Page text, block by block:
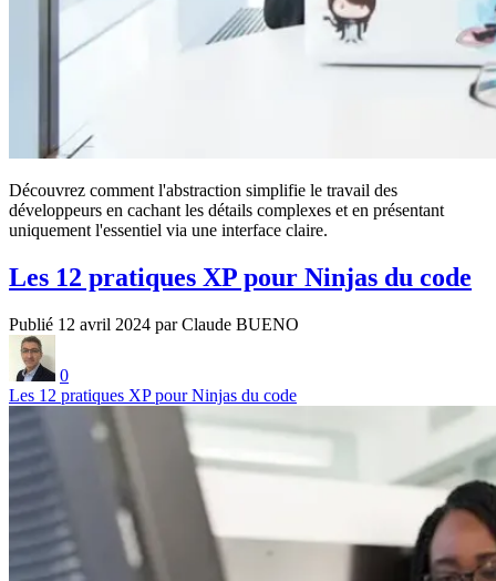
Découvrez comment l'abstraction simplifie le travail des
développeurs en cachant les détails complexes et en présentant
uniquement l'essentiel via une interface claire.
Les 12 pratiques XP pour Ninjas du code
Publié 12 avril 2024 par Claude BUENO
0
Les 12 pratiques XP pour Ninjas du code